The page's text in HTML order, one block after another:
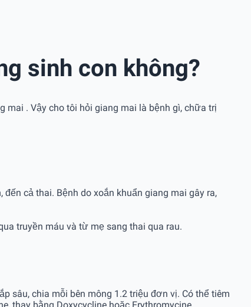
sinh con không?
. Vậy cho tôi hỏi giang mai là bệnh gì, chữa trị
cả thai. Bệnh do xoắn khuẩn giang mai gây ra,
truyền máu và từ mẹ sang thai qua rau.
sâu, chia mỗi bên mông 1.2 triệu đơn vị. Có thể tiêm